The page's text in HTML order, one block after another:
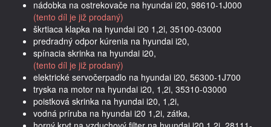
nádobka na ostrekovače na hyundai i20, 98610-1J000
(tento díl je již prodaný)
škrtiaca klapka na hyundai i20 1,2i, 35100-03000
predradný odpor kúrenia na hyundai i20,
spínacia skrinka na hyundai i20,
(tento díl je již prodaný)
elektrické servočerpadlo na hyundai i20, 56300-1J700
tryska na motor na hyundai i20, 1,2i, 35310-03000
poistková skrinka na hyundai i20, 1,2i,
vodná príruba na hyundai i20 1,2i, zátka,